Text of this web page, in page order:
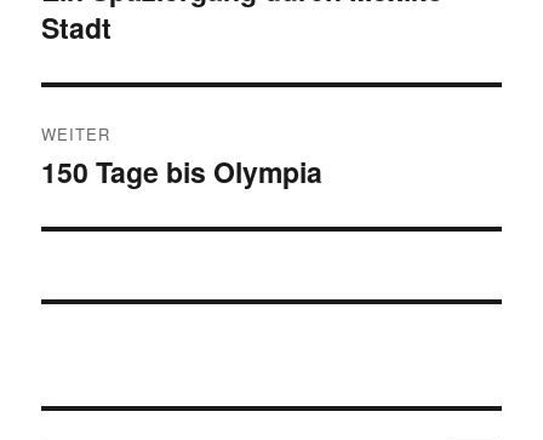
Beitrag:
Stadt
WEITER
Nächster
150 Tage bis Olympia